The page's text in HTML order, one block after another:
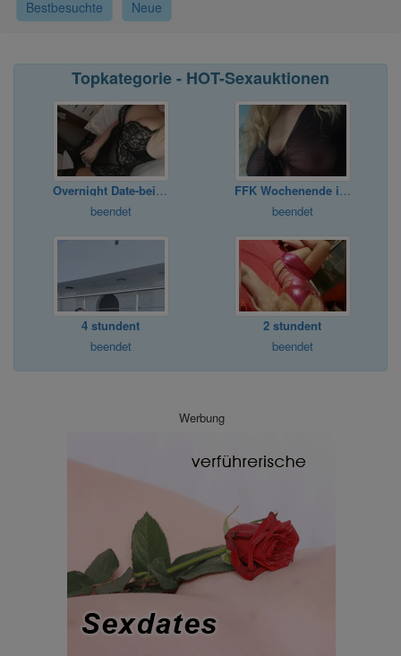
Bestbesuchte Neue
Topkategorie - HOT-Sexauktionen
Overnight Date-bei mir,diskret+privat
beendet
FFK Wochenende in den Niederlanden
beendet
4 stundent
beendet
2 stundent
beendet
Werbung